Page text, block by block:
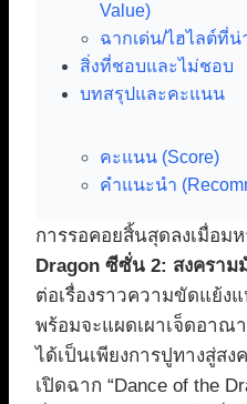
Value)
ฉากเด่น/ไฮไลต์ที่น่
สิ่งที่ชอบและไม่ชอบ
บทสรุปและคะแนน
คะแนน (Score)
คำแนะนำ
การรอคอยสิ้นสุดลงเมื่อม
Dragon ซีซั่น 2: สงคราม
ต่อเรื่องราวความขัดแย้ง
พร้อมจะแผดเผาเจ็ดอา
ได้เป็นเพียงการปูทางสู่ส
เปิดฉาก “Dance of the